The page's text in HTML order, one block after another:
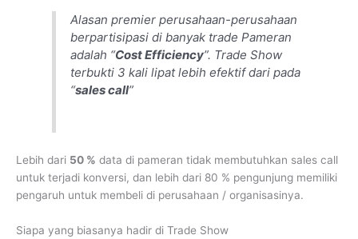
Alasan premier perusahaan-perusahaan
berpartisipasi di banyak trade Pameran
adalah “Cost Efficiency”. Trade Show
terbukti 3 kali lipat lebih efektif dari pada
“sales call”
Lebih dari 50 % data di pameran tidak membutuhkan sales call
untuk terjadi konversi, dan lebih dari 80 % pengunjung memiliki
pengaruh untuk membeli di perusahaan / organisasinya.
Siapa yang biasanya hadir di Trade Show